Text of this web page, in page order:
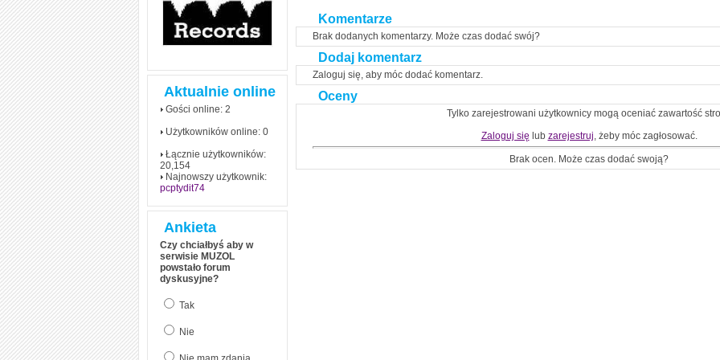
Aktualnie online
Gości online: 2
Użytkowników online: 0
Łącznie użytkowników:
20,154
Najnowszy użytkownik:
pcptydit74
Ankieta
Czy chciałbyś aby w
serwisie MUZOL
powstało forum
dyskusyjne?
Tak
Nie
Komentarze
Brak dodanych komentarzy. Może czas dodać swój?
Dodaj komentarz
Zaloguj się, aby móc dodać komentarz.
Oceny
Tylko zarejestrowani użytkownicy mogą oceniać zawartość
Zaloguj się lub zarejestruj, żeby móc zagłosować.
Brak ocen. Może czas dodać swoją?